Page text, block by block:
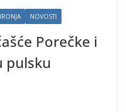
NOVOSTI
Porečke i
pulsku